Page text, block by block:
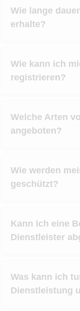
Wie lange
erhalte?
Wie kann ich
registrieren?
Welche Arten
angeboten?
Wie werden
geschützt?
Kann ich eine
Dienstleister
Was kann ich
Dienstleistung